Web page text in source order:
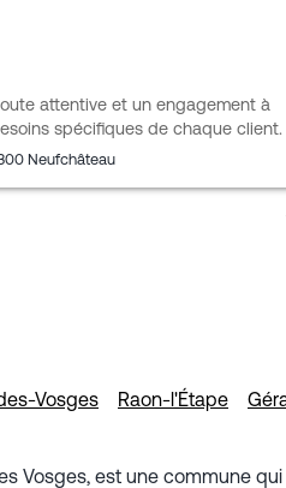
attentive et un engagement à
spécifiques de chaque client.
Neufchâteau
Vosges Raon-l'Étape
Vosges, est une commune